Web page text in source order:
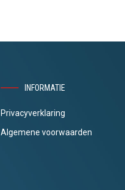
INFORMATIE
Privacyverklaring
Algemene voorwaarden